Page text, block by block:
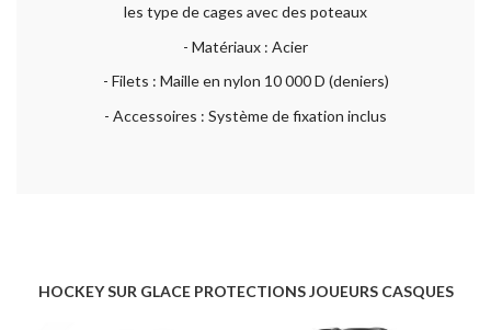
les type de cages avec des poteaux
- Matériaux : Acier
- Filets : Maille en nylon 10 000 D (deniers)
- Accessoires : Système de fixation inclus
HOCKEY SUR GLACE PROTECTIONS JOUEURS CASQUES